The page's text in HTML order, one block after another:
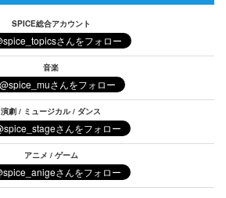
SPICE総合アカウント
音楽
演劇 / ミュージカル / ダンス
アニメ / ゲーム